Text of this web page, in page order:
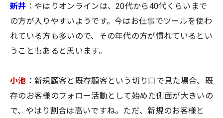
新井 ：やはりオンラインは、20代から40代くらいまで
の方が入りやすいようです。今はお仕事でツールを使わ
れている方も多いので、その年代の方が慣れているとい
うこともあると思います。
小池 ：新規顧客と既存顧客という切り口で見た場合、既
存のお客様のフォロー活動として始めた側面が大きいの
で、やはり割合は高いですね。ただ、新規のお客様と